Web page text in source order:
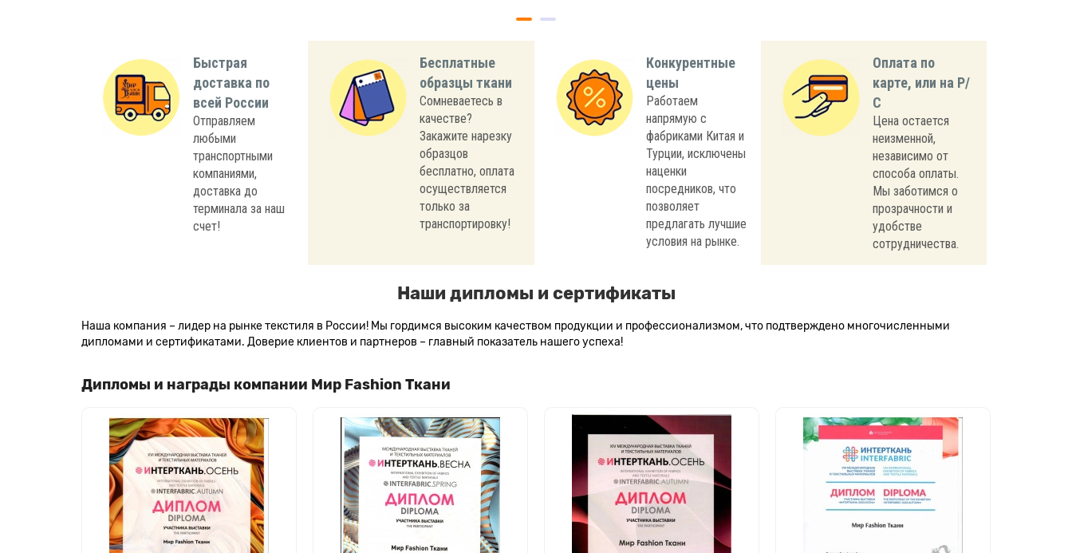
Быстрая
доставка по
всей России
Отправляем
любыми
транспортными
компаниями,
доставка до
терминала за наш
счет!
Бесплатные
образцы ткани
Сомневаетесь в
качестве?
Закажите нарезку
образцов
бесплатно, оплата
осуществляется
только за
транспортировку!
Конкурентные
цены
Работаем
напрямую с
фабриками Китая и
Турции, исключены
наценки
посредников, что
позволяет
предлагать лучшие
условия на рынке.
Оплата по
карте, или на Р/
С
Цена остается
неизменной,
независимо от
способа оплаты.
Мы заботимся о
прозрачности и
удобстве
сотрудничества.
Наши дипломы и сертификаты
Наша компания – лидер на рынке текстиля в России! Мы гордимся высоким качеством продукции и профессионализмом, что подтверждено многочисленными
дипломами и сертификатами. Доверие клиентов и партнеров – главный показатель нашего успеха!
Дипломы и награды компании Мир Fashion Ткани